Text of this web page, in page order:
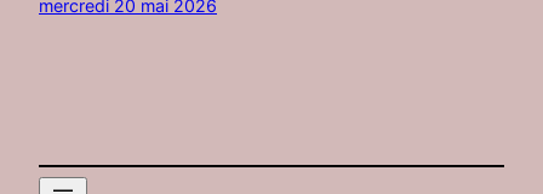
mercredi 20 mai 2026